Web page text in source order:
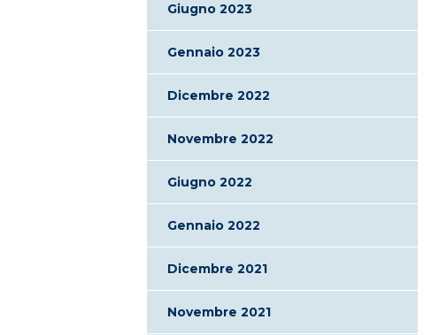
Giugno 2023
Gennaio 2023
Dicembre 2022
Novembre 2022
Giugno 2022
Gennaio 2022
Dicembre 2021
Novembre 2021